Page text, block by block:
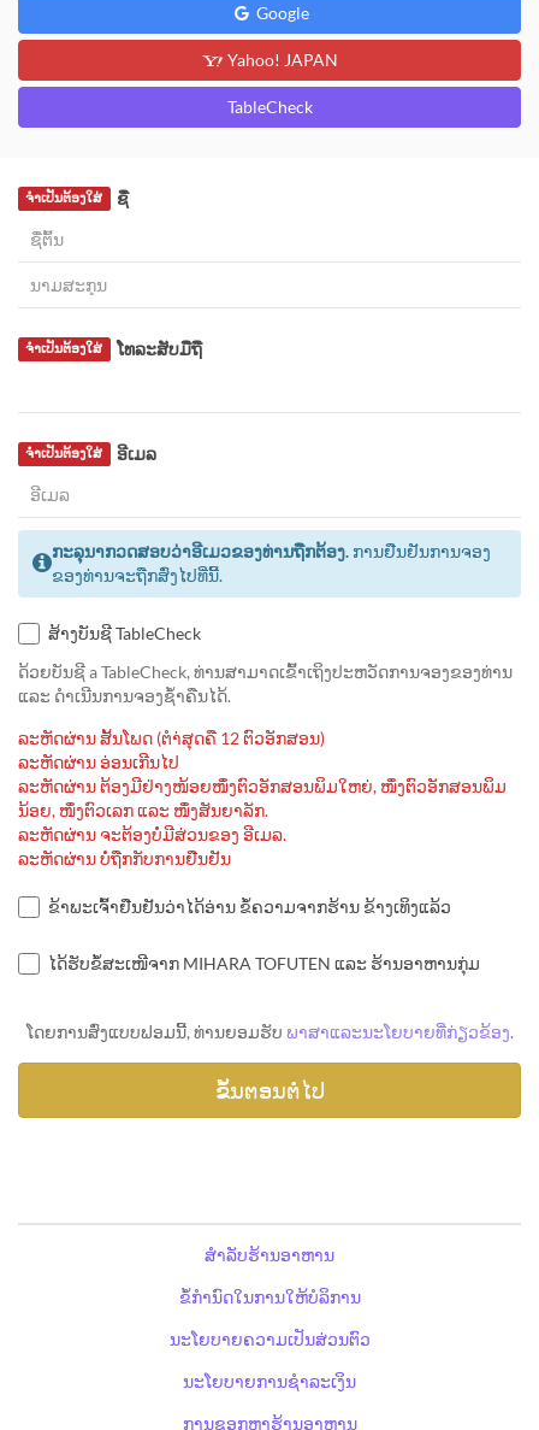
Google
Yahoo! JAPAN
TableCheck
ຊື່
ຈຳເປັນຕ້ອງໃສ່
ໂທລະສັບມືຖື
ຈຳເປັນຕ້ອງໃສ່
ອີເມລ
ຈຳເປັນຕ້ອງໃສ່
ກະລຸນາກວດສອບວ່າອີເມວຂອງທ່ານຖືກຕ້ອງ. ການຢືນຢັນການຈອງ
ຂອງທ່ານຈະຖືກສົ່ງໄປທີ່ນີ້.
ສ້າງບັນຊີ TableCheck
ດ້ວຍບັນຊີ a TableCheck, ທ່ານສາມາດເຂົ້າເຖິງປະຫວັດການຈອງຂອງທ່ານ
ແລະ ດຳເນີນການຈອງຊ້ຳຄືນໄດ້.
ລະຫັດຜ່ານ ສັ້ນໂພດ (ຕຳ່ສຸດຄື 12 ຕົວອັກສອນ)
ລະຫັດຜ່ານ ອ່ອນເກີນໄປ
ລະຫັດຜ່ານ ຕ້ອງມີຢ່າງໜ້ອຍໜຶ່ງຕົວອັກສອນພິມໃຫຍ່, ໜຶ່ງຕົວອັກສອນພິມ
ນ້ອຍ, ໜຶ່ງຕົວເລກ ແລະ ໜຶ່ງສັນຍາລັກ.
ລະຫັດຜ່ານ ຈະຕ້ອງບໍ່ມີສ່ວນຂອງ ອີເມລ.
ລະຫັດຜ່ານ ບໍ່ຖືກກັບການຢືນຢັນ
ຂ້າພະເຈົ້າຢືນຢັນວ່າໄດ້ອ່ານ ຂໍ້ຄວາມຈາກຮ້ານ ຂ້າງເທິງແລ້ວ
ໄດ້ຮັບຂໍ້ສະເໜີຈາກ MIHARA TOFUTEN ແລະ ຮ້ານອາຫານກຸ່ມ
ໂດຍການສົ່ງແບບຟອມນີ້, ທ່ານຍອມຮັບ ພາສາແລະນະໂຍບາຍທີ່ກ່ຽວຂ້ອງ.
ສຳລັບຮ້ານອາຫານ
ຂໍ້ກຳນົດໃນການໃຫ້ບໍລິການ
ນະໂຍບາຍຄວາມເປັນສ່ວນຕົວ
ນະໂຍບາຍການຊຳລະເງິນ
ການຊອກຫາຮ້ານອາຫານ